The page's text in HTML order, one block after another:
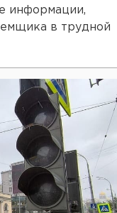
информации,
в трудной